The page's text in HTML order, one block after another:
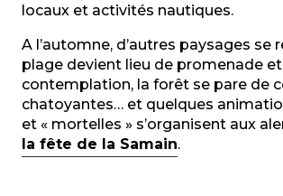
locaux et activités nautiques.
A l’automne, d’autres paysages se
plage devient lieu de promenade
contemplation, la forêt se pare de
chatoyantes… et quelques
et « mortelles » s’organisent aux
la fête de la Samain.